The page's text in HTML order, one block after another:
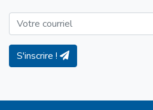
S'inscrire !